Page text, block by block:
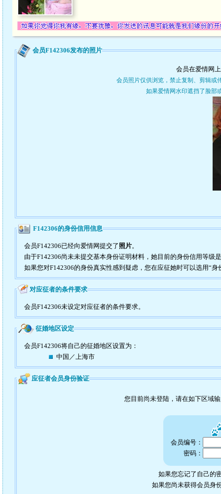
会员F142306发布的照片
会员在爱情网
会员照片仅供浏览，禁止复制、剪辑或
如果爱情网水印遮挡了脸部
F142306的身份信用信息
会员F142306已经向爱情网提交了 照片。
由于F142306尚未未提交基本身份证明材料，她目前的身份信用等级
如果您对F142306的身份真实性感到疑虑，您在应征她时可以选用“身
对应征者的条件要求
会员F142306未设定对应征者的条件要求。
征婚地区设定
会员F142306将自己的征婚地区设置为：
中国／上海市
应征者会员身份验证
您目前尚未登陆，请在如下区域
会员编号：
密码：
如果您忘记了自己的
如果您尚未获得会员身